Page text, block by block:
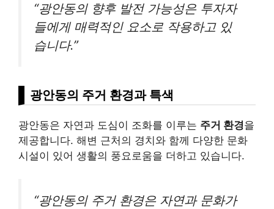
“광안동의 향후 발전 가능성은 투자자
들에게 매력적인 요소로 작용하고 있
습니다.”
광안동의 주거 환경과 특색
광안동은 자연과 도심이 조화를 이루는 주거 환경을
제공합니다. 해변 근처의 경치와 함께 다양한 문화
시설이 있어 생활의 풍요로움을 더하고 있습니다.
“광안동의 주거 환경은 자연과 문화가